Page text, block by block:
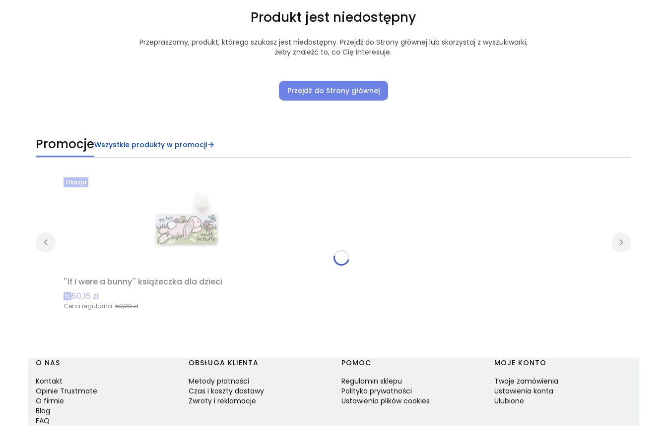
Produkt jest niedostępny
Przepraszamy, produkt, którego szukasz jest niedostępny. Przejdź do Strony głównej lub skorzystaj z wyszukiwarki,
żeby znaleźć to, co Cię interesuje.
Przejdź do Strony głównej
PromocjeWszystkie produkty w promocji
Okazja
''If I were a bunny'' książeczka dla dzieci
Cena promocyjna
50,15 zł
Cena regularna: 59,00 zł
Linki w stopce
O NAS
Kontakt
Opinie Trustmate
O firmie
Blog
FAQ
OBSŁUGA KLIENTA
Metody płatności
Czas i koszty dostawy
Zwroty i reklamacje
POMOC
Regulamin sklepu
Polityka prywatności
Ustawienia plików cookies
MOJE KONTO
Twoje zamówienia
Ustawienia konta
Ulubione